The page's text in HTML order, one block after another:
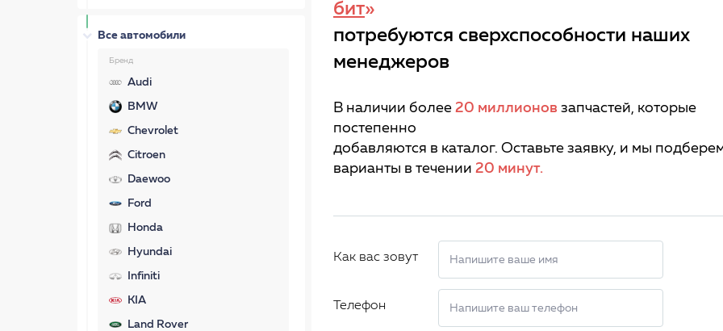
Все автомобили
Бренд
Audi
BMW
Chevrolet
Citroen
Daewoo
Ford
Honda
Hyundai
Infiniti
KIA
Land Rover
бит»
потребуются сверхспособности наших
менеджеров
В наличии более 20 миллионов запчастей, которые
постепенно
добавляются в каталог. Оставьте заявку, и мы
варианты в течении 20 минут.
Как вас зовут
Телефон